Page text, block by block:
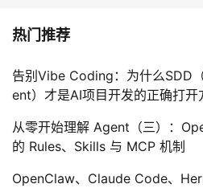
热门推荐
告别Vibe Coding：为什么SDD
ent）才是AI项目开发的正确打开
从零开始理解 Agent（三）：
的 Rules、Skills 与 MCP 机制
OpenClaw、Claude Code、